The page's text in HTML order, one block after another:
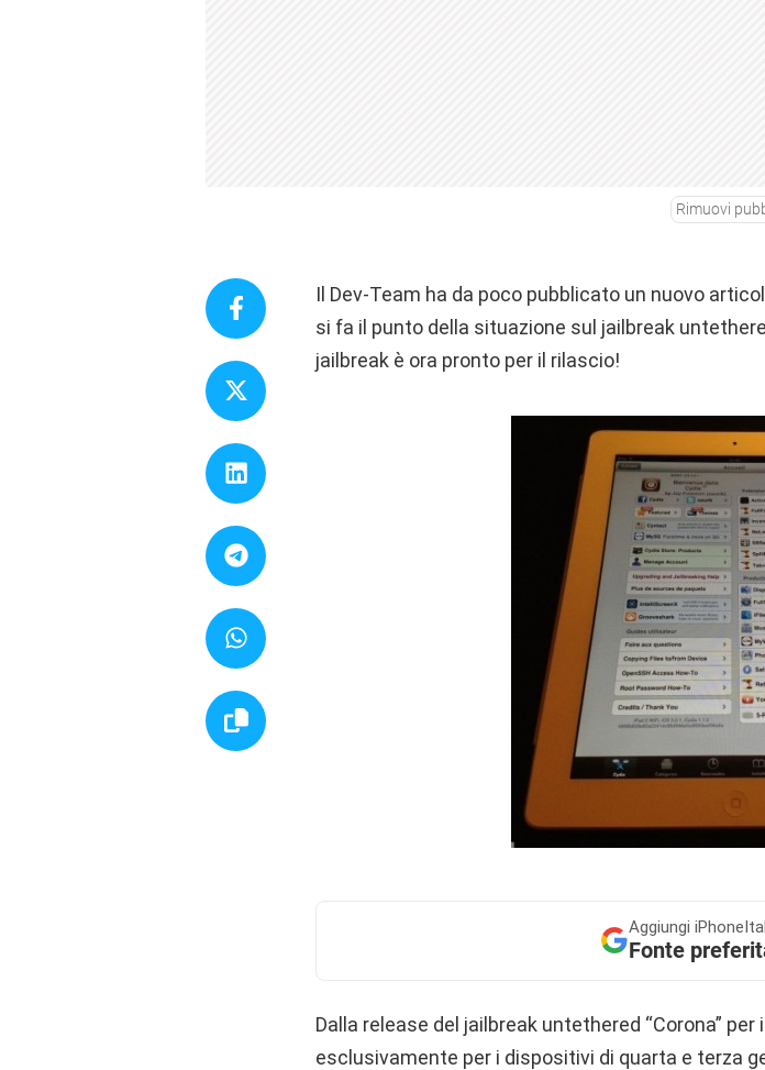
Rimuovi
Il Dev-Team ha da poco pubblicato un nuovo
si fa il punto della situazione sul jailbreak
jailbreak è ora pronto per il rilascio!
Aggiungi
Fonte
Dalla release del jailbreak untethered “Corona”
esclusivamente per i dispositivi di quarta e terza